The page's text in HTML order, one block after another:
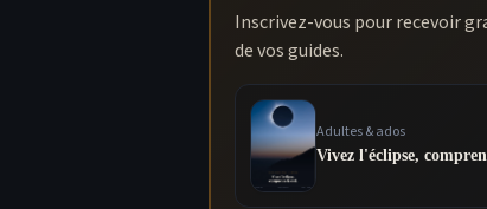
Inscrivez-vous pour recevoir
de vos guides.
Adultes & ados
Vivez l'éclipse,